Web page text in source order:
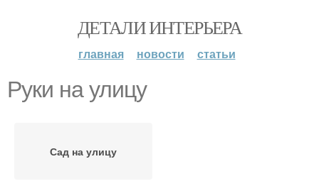
ДЕТАЛИ ИНТЕРЬЕРА
главная новости статьи
Руки на улицу
Сад на улицу